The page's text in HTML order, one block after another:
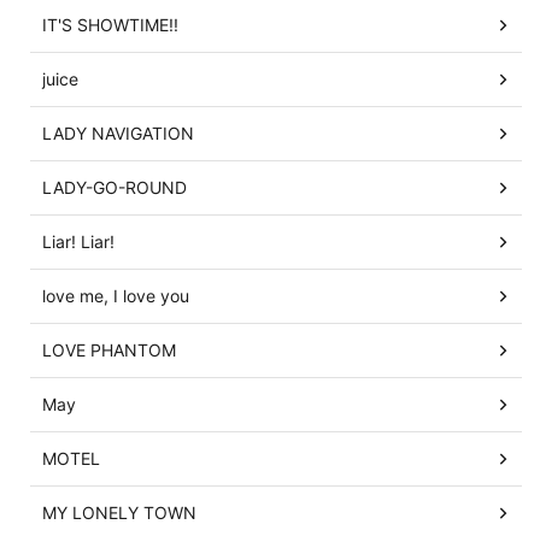
IT'S SHOWTIME!!
juice
LADY NAVIGATION
LADY-GO-ROUND
Liar! Liar!
love me, I love you
LOVE PHANTOM
May
MOTEL
MY LONELY TOWN